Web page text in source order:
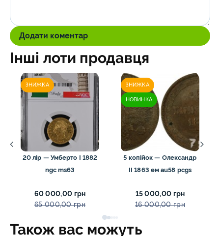
Додати коментар
Інші лоти продавця
ЗНИЖКА
20 лір — Умберто I 1882
ngc ms63
60 000,00 грн
65 000,00 грн
ЗНИЖКА
НОВИНКА
5 копійок — Олександр
II 1863 ем au58 pcgs
15 000,00 грн
16 000,00 грн
Також вас можуть